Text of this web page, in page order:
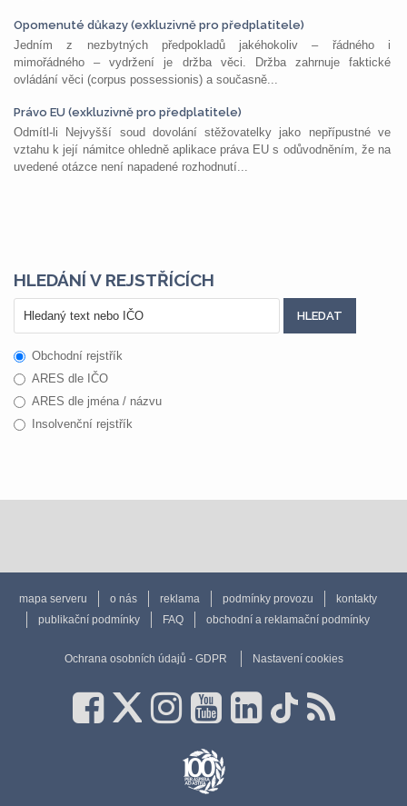
Opomenuté důkazy (exkluzivně pro předplatitele)
Jedním z nezbytných předpokladů jakéhokoliv – řádného i
mimořádného – vydržení je držba věci. Držba zahrnuje faktické
ovládání věci (corpus possessionis) a současně...
Právo EU (exkluzivně pro předplatitele)
Odmítl-li Nejvyšší soud dovolání stěžovatelky jako nepřípustné ve
vztahu k její námitce ohledně aplikace práva EU s odůvodněním, že na
uvedené otázce není napadené rozhodnutí...
HLEDÁNÍ V REJSTŘÍCÍCH
Obchodní rejstřík
ARES dle IČO
ARES dle jména / názvu
Insolvenční rejstřík
mapa serveru o nás reklama podmínky provozu
kontakty
publikační podmínky
FAQ obchodní a reklamační podmínky
Ochrana osobních údajů - GDPR Nastavení cookies